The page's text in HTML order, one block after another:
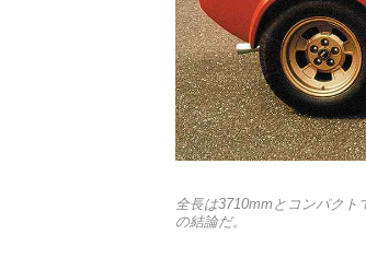
全長は3710mmとコンパク
の結論だ。